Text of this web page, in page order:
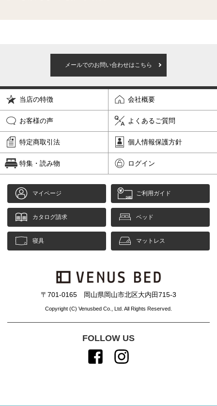
メールでのお問い合わせはこちら
当店の特徴 会社概要
お客様の声 よくあるご質問
特定商取引法 個人情報保護方針
特集・読み物 ログイン
マイページ ご利用ガイド
カタログ請求 ベッド
寝具 マットレス
〒701-0165 岡山県岡山市北区大内田715-3
Copyright (C) Venusbed Co., Ltd. All Rights Reserved.
FOLLOW US